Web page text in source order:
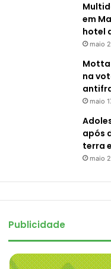
em
hotel
maio
na
maio
após
terra
maio
Publicidade